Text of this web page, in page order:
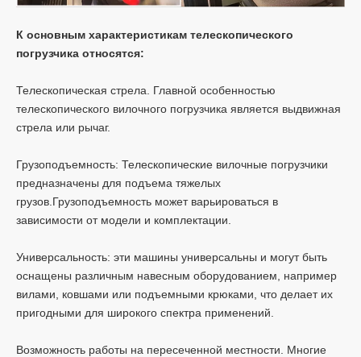
К основным характеристикам телескопического
погрузчика относятся:
Телескопическая стрела. Главной особенностью
телескопического вилочного погрузчика является выдвижная
стрела или рычаг.
Грузоподъемность: Телескопические вилочные погрузчики
предназначены для подъема тяжелых
грузов.Грузоподъемность может варьироваться в
зависимости от модели и комплектации.
Универсальность: эти машины универсальны и могут быть
оснащены различным навесным оборудованием, например
вилами, ковшами или подъемными крюками, что делает их
пригодными для широкого спектра применений.
Возможность работы на пересеченной местности. Многие